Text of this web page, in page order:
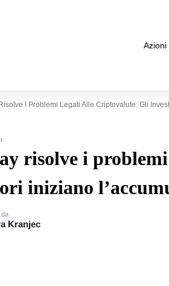
Azioni
I Problemi Legati Alle Criptovalute: Gli
risolve i
iniziano
Kranjec